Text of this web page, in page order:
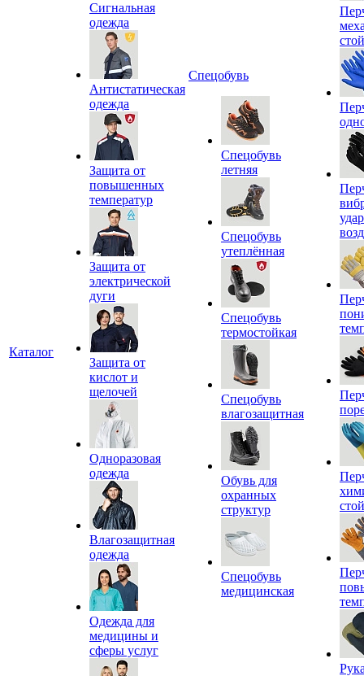
Каталог
Сигнальная
одежда
Антистатическая
одежда
Защита от
повышенных
температур
Защита от
электрической
дуги
Защита от
кислот и
щелочей
Одноразовая
одежда
Влагозащитная
одежда
Одежда для
медицины и
сферы услуг
Спецобувь
Спецобувь
летняя
Спецобувь
утеплённая
Спецобувь
термостойкая
Спецобувь
влагозащитная
Обувь для
охранных
структур
Спецобувь
медицинская